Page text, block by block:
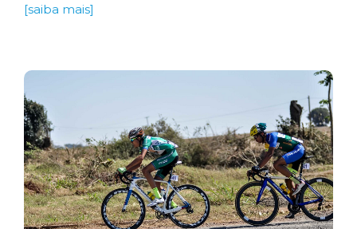
[saiba mais]